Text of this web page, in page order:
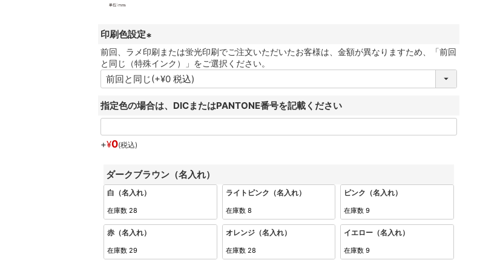
印刷色設定
(
必
須
)
前回、ラメ印刷または蛍光印刷でご注文いただいたお客様は、金額が異なりますため、「前回
と同じ（特殊インク）」をご選択ください。
指定色の場合は、DICまたはPANTONE番号を記載ください
+¥0 税込
ダークブラウン（名入れ）
白（名入れ）
在庫数 28
ライトピンク（名入れ）
在庫数 8
ピンク（名入れ）
在庫数 9
赤（名入れ）
在庫数 29
オレンジ（名入れ）
在庫数 28
イエロー（名入れ）
在庫数 9